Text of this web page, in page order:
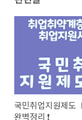
국민취업지원제
완벽정리 ❗